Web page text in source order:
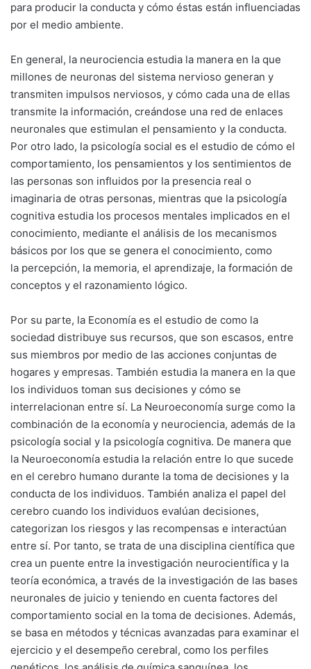
para producir la conducta y cómo éstas están influenciadas
por el medio ambiente.
En general, la neurociencia estudia la manera en la que
millones de neuronas del sistema nervioso generan y
transmiten impulsos nerviosos, y cómo cada una de ellas
transmite la información, creándose una red de enlaces
neuronales que estimulan el pensamiento y la conducta.
Por otro lado, la psicología social es el estudio de cómo el
comportamiento, los pensamientos y los sentimientos de
las personas son influidos por la presencia real o
imaginaria de otras personas, mientras que la psicología
cognitiva estudia los procesos mentales implicados en el
conocimiento, mediante el análisis de los mecanismos
básicos por los que se genera el conocimiento, como
la percepción, la memoria, el aprendizaje, la formación de
conceptos y el razonamiento lógico.
Por su parte, la Economía es el estudio de como la
sociedad distribuye sus recursos, que son escasos, entre
sus miembros por medio de las acciones conjuntas de
hogares y empresas. También estudia la manera en la que
los individuos toman sus decisiones y cómo se
interrelacionan entre sí. La Neuroeconomía surge como la
combinación de la economía y neurociencia, además de la
psicología social y la psicología cognitiva. De manera que
la Neuroeconomía estudia la relación entre lo que sucede
en el cerebro humano durante la toma de decisiones y la
conducta de los individuos. También analiza el papel del
cerebro cuando los individuos evalúan decisiones,
categorizan los riesgos y las recompensas e interactúan
entre sí. Por tanto, se trata de una disciplina científica que
crea un puente entre la investigación neurocientífica y la
teoría económica, a través de la investigación de las bases
neuronales de juicio y teniendo en cuenta factores del
comportamiento social en la toma de decisiones. Además,
se basa en métodos y técnicas avanzadas para examinar el
ejercicio y el desempeño cerebral, como los perfiles